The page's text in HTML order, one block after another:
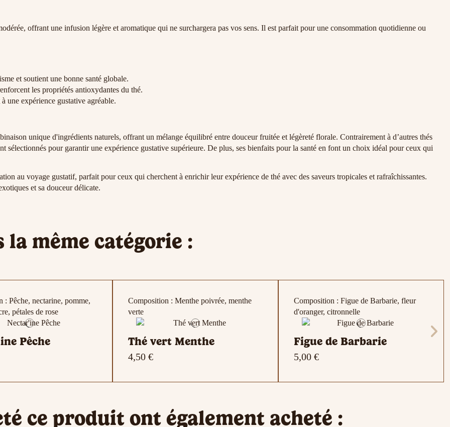
offrant une infusion légère et aromatique qui ne surchargera pas vos sens. Il est parfait pour une consommation quotidienne ou
et soutient une bonne santé globale.
les propriétés antioxydantes du thé.
une expérience gustative agréable.
unique d'ingrédients naturels, offrant un mélange équilibré entre douceur fruitée et légèreté florale. Contrairement à d’autres thés
sélectionnés pour garantir une expérience gustative supérieure. De plus, ses bienfaits pour la santé en font un choix idéal pour ceux qui
au voyage gustatif, parfait pour ceux qui cherchent à enrichir leur expérience de thé avec des saveurs tropicales et rafraîchissantes.
et sa douceur délicate.
même catégorie :
: Pêche, nectarine, pomme,
pétales de rose
Pêche
Composition : Menthe poivrée, menthe
verte
Thé vert Menthe
4,50 €
Composition : Figue de Barbarie, fleur
d'oranger, citronnelle
Figue de Barbarie
5,00 €
badiane, clous de girofle, anis étoilé,
cannelle, cardamome, poivre rose et
-20%
pollen, carthame
, Abricot , Pétales de calendula
ce produit ont également acheté :